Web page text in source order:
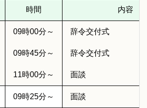
時間 内容
09時00分～ 辞令交付式
09時45分～ 辞令交付式
11時00分～ 面談
09時25分～ 面談